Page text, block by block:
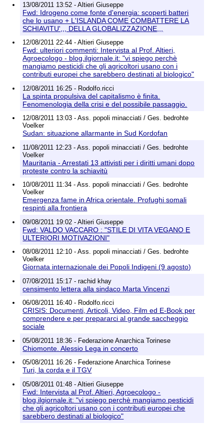
13/08/2011 13:52 - Altieri Giuseppe
Fwd: Idrogeno come fonte d'energia: scoperti batteri
che lo usano + L'ISLANDA COME COMBATTERE LA
SCHIAVITU',,, DELLA GLOBALIZZAZIONE,,,
12/08/2011 22:44 - Altieri Giuseppe
Fwd: ulteriori commenti: Intervista al Prof. Altieri,
Agroecologo - blog.ilgiornale.it: "vi spiego perchè
mangiamo pesticidi che gli agricoltori usano con i
contributi europei che sarebbero destinati al biologico"
12/08/2011 16:25 - Rodolfo.ricci
La spinta propulsiva del capitalismo è finita.
Fenomenologia della crisi e del possibile passaggio.
12/08/2011 13:03 - Ass. popoli minacciati / Ges. bedrohte
Voelker
Sudan: situazione allarmante in Sud Kordofan
11/08/2011 12:23 - Ass. popoli minacciati / Ges. bedrohte
Voelker
Mauritania - Arrestati 13 attivisti per i diritti umani dopo
proteste contro la schiavitù
10/08/2011 11:34 - Ass. popoli minacciati / Ges. bedrohte
Voelker
Emergenza fame in Africa orientale. Profughi somali
respinti alla frontiera
09/08/2011 19:02 - Altieri Giuseppe
Fwd: VALDO VACCARO : "STILE DI VITA VEGANO E
ULTERIORI MOTIVAZIONI"
08/08/2011 12:10 - Ass. popoli minacciati / Ges. bedrohte
Voelker
Giornata internazionale dei Popoli Indigeni (9 agosto)
07/08/2011 15:17 - rachid khay
censimento lettera alla sindaco Marta Vincenzi
06/08/2011 16:40 - Rodolfo.ricci
CRISIS: Documenti, Articoli, Video, Film ed E-Book per
comprendere e per prepararci al grande saccheggio
sociale
05/08/2011 18:36 - Federazione Anarchica Torinese
Chiomonte. Alessio Lega in concerto
05/08/2011 16:26 - Federazione Anarchica Torinese
Turi, la corda e il TGV
05/08/2011 01:48 - Altieri Giuseppe
Fwd: Intervista al Prof. Altieri, Agroecologo -
blog.ilgiornale.it: "vi spiego perchè mangiamo pesticidi
che gli agricoltori usano con i contributi europei che
sarebbero destinati al biologico"